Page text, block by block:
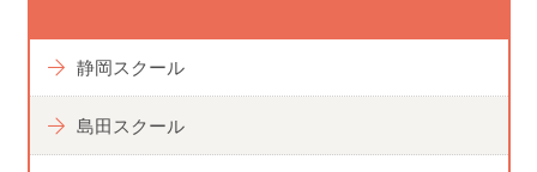
静岡スクール
島田スクール